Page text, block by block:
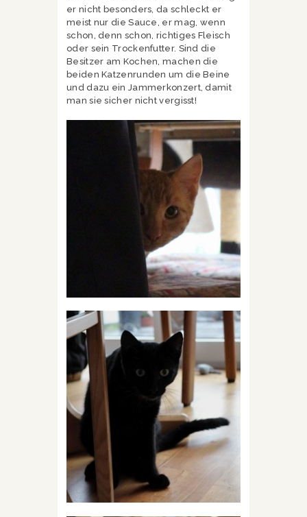
er nicht besonders, da schleckt er
meist nur die Sauce, er mag, wenn
schon, denn schon, richtiges Fleisch
oder sein Trockenfutter. Sind die
Besitzer am Kochen, machen die
beiden Katzenrunden um die Beine
und dazu ein Jammerkonzert, damit
man sie sicher nicht vergisst!